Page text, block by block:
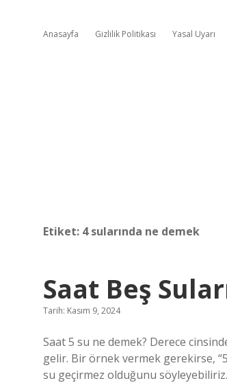
Anasayfa Gizlilik Politikası Yasal Uyarı
Etiket: 4 sularında ne demek
Saat Beş
Tarih: Kasım 9, 2024
Saat 5 su ne demek? Derece
gelir. Bir örnek vermek gerekirse,
su geçirmez olduğunu söyleyebiliriz.